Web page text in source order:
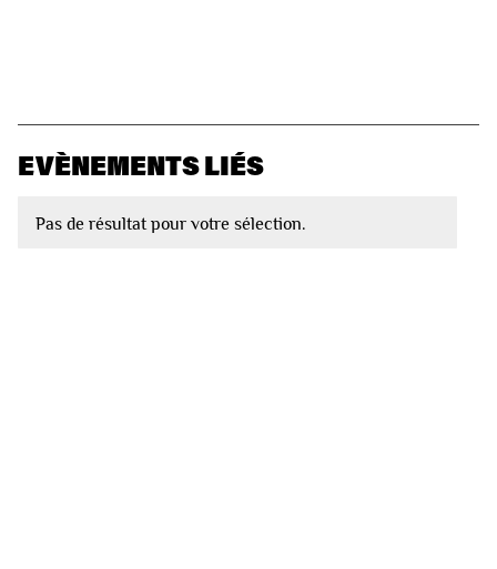
EVÈNEMENTS LIÉS
Pas de résultat pour votre sélection.